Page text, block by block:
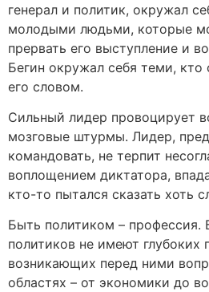
генерал и политик, окружал
молодыми людьми, которые
прервать его выступление и
Бегин окружал себя теми,
его словом.
Сильный лидер провоцирует
мозговые штурмы. Лидер,
командовать, не терпит
воплощением диктатора,
кто-то пытался сказать хоть
Быть политиком – профессия.
политиков не имеют глубоких
возникающих перед ними
областях – от экономики до